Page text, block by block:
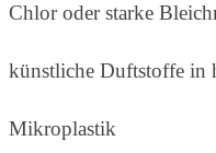
Chlor oder starke
künstliche Duftstoffe in
Mikroplastik